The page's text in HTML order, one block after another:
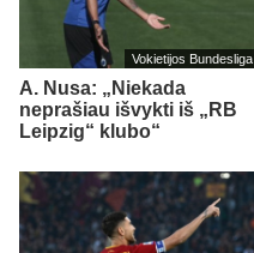
Vokietijos Bundesliga
A. Nusa: „Niekada
neprašiau išvykti iš „RB
Leipzig“ klubo“